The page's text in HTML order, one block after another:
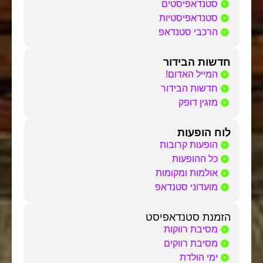
סטנדאפיסטים
סטנדאפיסטיות
הרכבי סטנדאפ
חדשות הבידור
המייל האדום!
חדשות הבידור
מזגין דופק
לוח הופעות
הופעות קרובות
כל ההופעות
אולמות ומקומות
מועדוני סטנדאפ
הזמנת סטנדאפיסט
מסיבת רווקות
מסיבת רווקים
ימי הולדת